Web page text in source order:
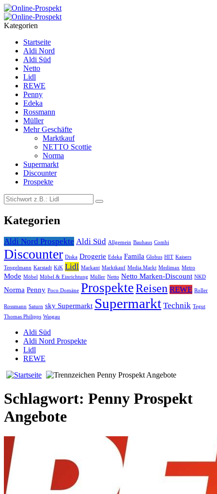
Menu
Search
Kategorien
Startseite
Aldi Nord
Aldi Süd
Netto
Lidl
REWE
Penny
Edeka
Rossmann
Müller
Mehr Geschäfte
Marktkauf
NETTO Scottie
Norma
Supermarkt
Discounter
Prospekte
Search
for:
Search
Kategorien
Aldi Nord Prospekte Aldi Süd Allgemein Bauhaus Combi
Discounter Diska Drogerie Edeka Famila Globus HIT Kaisers
Tengelmann Karstadt KiK Lidl Markant Marktkauf Media Markt Medimax Metro
Mode Möbel Möbel & Einrichtung Müller Netto Netto Marken-Discount NKD
Norma Penny Poco Domäne ProspekteReisen REWE Roller
Rossmann Saturn sky Supermarkt Supermarkt Technik Tegut
Thomas Philipps Wasgau
Aldi Süd
Aldi Nord Prospekte
Lidl
REWE
Penny Prospekt Angebote
Schlagwort: Penny Prospekt
Angebote